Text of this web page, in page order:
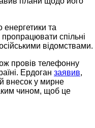
та
спільні
відомствами.
провів телефонну
Ердоган заявив,
внесок у мирне
чином, щоб це